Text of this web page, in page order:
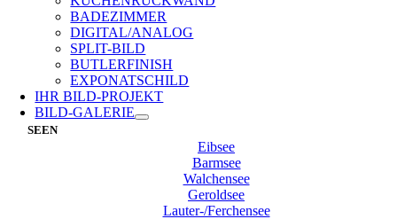
BADEZIMMER
DIGITAL/ANALOG
SPLIT-BILD
BUTLERFINISH
EXPONATSCHILD
IHR BILD-PROJEKT
BILD-GALERIE
SEEN
Eibsee
Barmsee
Walchensee
Geroldsee
Lauter-/Ferchensee